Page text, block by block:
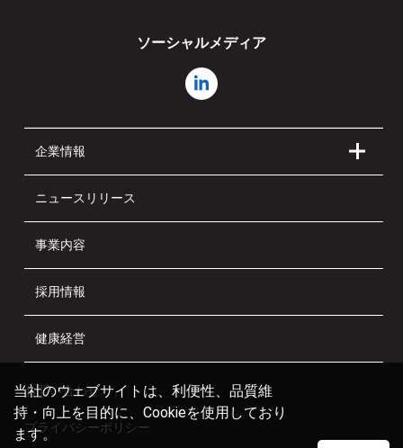
当社のウェブサイトは、利便性、品質維
持・向上を目的に、Cookieを使用しており
ます。
ソーシャルメディア
企業情報
ニュースリリース
事業内容
採用情報
健康経営
お問い合わせ
プライバシーポリシー